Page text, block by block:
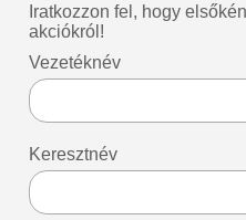
Iratkozzon fel, hogy
akciókról!
Vezetéknév
Keresztnév